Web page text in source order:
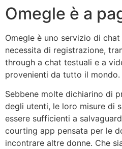
Omegle è a
Omegle è uno servizio di
necessita di registrazione,
through a chat testuali e a
provenienti da tutto il mondo.
Sebbene molte dichiarino di
degli utenti, le loro misure di
essere sufficienti a
courting app pensata per le
incontrare altre donne. Che